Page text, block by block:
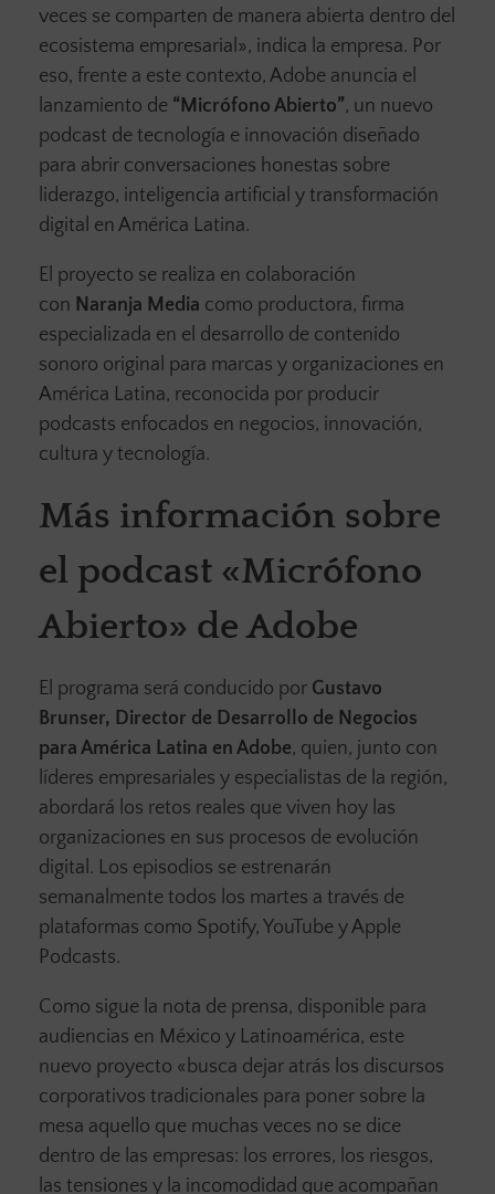
veces se comparten de manera abierta dentro del
ecosistema empresarial», indica la empresa. Por
eso, frente a este contexto, Adobe anuncia el
lanzamiento de “Micrófono Abierto”, un nuevo
podcast de tecnología e innovación diseñado
para abrir conversaciones honestas sobre
liderazgo, inteligencia artificial y transformación
digital en América Latina.
El proyecto se realiza en colaboración
con Naranja Media como productora, firma
especializada en el desarrollo de contenido
sonoro original para marcas y organizaciones en
América Latina, reconocida por producir
podcasts enfocados en negocios, innovación,
cultura y tecnología.
Más información sobre
el podcast «Micrófono
Abierto» de Adobe
El programa será conducido por Gustavo
Brunser, Director de Desarrollo de Negocios
para América Latina en Adobe, quien, junto con
líderes empresariales y especialistas de la región,
abordará los retos reales que viven hoy las
organizaciones en sus procesos de evolución
digital. Los episodios se estrenarán
semanalmente todos los martes a través de
plataformas como Spotify, YouTube y Apple
Podcasts.
Como sigue la nota de prensa, disponible para
audiencias en México y Latinoamérica, este
nuevo proyecto «busca dejar atrás los discursos
corporativos tradicionales para poner sobre la
mesa aquello que muchas veces no se dice
dentro de las empresas: los errores, los riesgos,
las tensiones y la incomodidad que acompañan